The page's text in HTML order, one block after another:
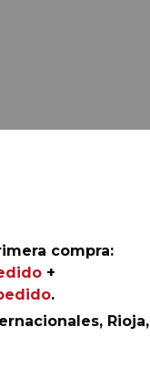
compra:
+
.
Rioja,